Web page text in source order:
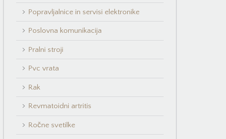
Popravljalnice in servisi elektronike
Poslovna komunikacija
Pralni stroji
Pvc vrata
Rak
Revmatoidni artritis
Ročne svetilke